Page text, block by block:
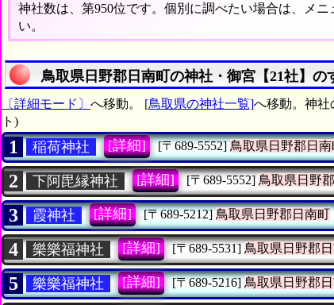
神社数は、第950位です。個別に調べたい場合は、メ
い。
鳥取県日野郡日南町の神社・御宮【21社】の
〔詳細モード〕 へ移動。 [鳥取県の神社一覧]へ移動。神社
ト)
1 稲荷神社 [詳細] [〒689-5552] 鳥取県日野郡日南
2 下阿毘縁神社 [詳細] [〒689-5552] 鳥取県日野
3 霞神社 [詳細] [〒689-5212] 鳥取県日野郡日南町
4 樂樂福神社 [詳細] [〒689-5531] 鳥取県日野郡
5 樂樂福神社 [詳細] [〒689-5216] 鳥取県日野郡